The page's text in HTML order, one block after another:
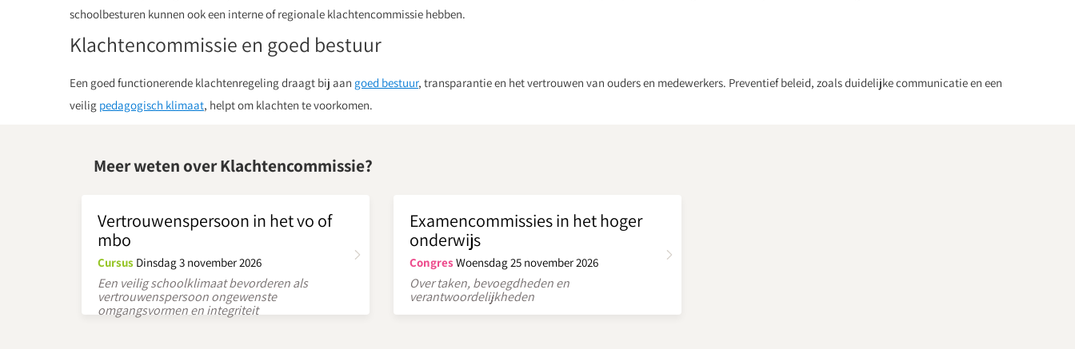
schoolbesturen kunnen ook een interne of regionale klachtencommissie hebben.
Klachtencommissie en goed bestuur
Een goed functionerende klachtenregeling draagt bij aan goed bestuur, transparantie en het vertrouwen van ouders en medewerkers. Preventief beleid, zoals duidelijke communicatie en een
veilig pedagogisch klimaat, helpt om klachten te voorkomen.
Meer weten over Klachtencommissie?
Vertrouwenspersoon in het vo of
mbo
Cursus Dinsdag 3 november 2026
Een veilig schoolklimaat bevorderen als
vertrouwenspersoon ongewenste
omgangsvormen en integriteit
Examencommissies in het hoger
onderwijs
Congres Woensdag 25 november 2026
Over taken, bevoegdheden en
verantwoordelijkheden